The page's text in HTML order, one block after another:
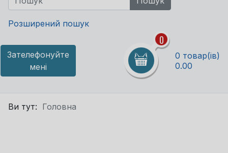
Розширений пошук
Зателефонуйте
мені
0
0 товар(ів)
0.00
Ви тут: Головна